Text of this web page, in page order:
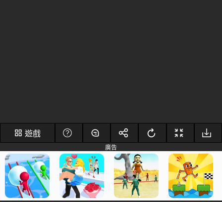
遊戲
廣告